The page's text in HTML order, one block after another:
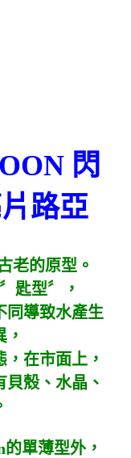
閃
路亞
老的原型。
匙型〞，
同導致水產生
在市面上，
殼、水晶、
單薄型外，